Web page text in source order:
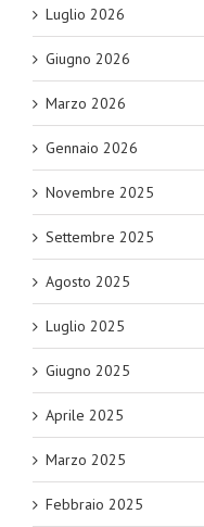
Luglio 2026
Giugno 2026
Marzo 2026
Gennaio 2026
Novembre 2025
Settembre 2025
Agosto 2025
Luglio 2025
Giugno 2025
Aprile 2025
Marzo 2025
Febbraio 2025